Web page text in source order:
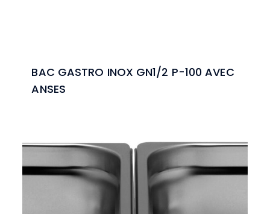
BAC GASTRO INOX GN1/2 P-100 AVEC
ANSES